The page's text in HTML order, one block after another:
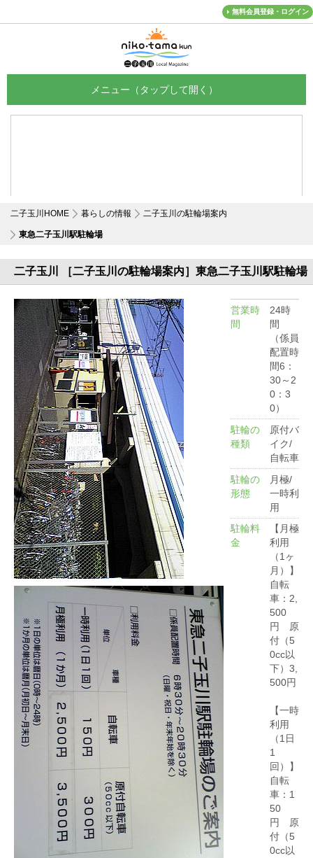
無料会員登録・ログイン
二子玉川HOME 暮らしの情報 二子玉川の駐輪場案内
東急二子玉川駅駐輪場
二子玉川 ［二子玉川の駐輪場案内］東急二子玉川駅駐輪場
営業時
間
24時
間
（係員
配置時
間6：
30～2
0：3
0）
駐輪の
種類
原付バ
イク/
自転車
駐輪の
形態
月極/
一時利
用
駐輪料
金
【月極
利用
（1ヶ
月）】
自転
車：2,
500
円 原
付（5
0cc以
下）3,
500円
【一時
利用
（1日
1
回）】
自転
車：1
50
円 原
付（5
0cc以
メニュー